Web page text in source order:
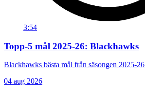
3:54
Topp-5 mål 2025-26: Blackhawks
Blackhawks bästa mål från säsongen 2025-26
04 aug 2026